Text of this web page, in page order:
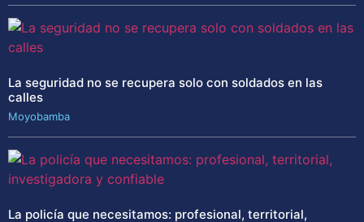
La seguridad no se recupera solo con soldados en las
calles
Moyobamba
La policía que necesitamos: profesional, territorial,